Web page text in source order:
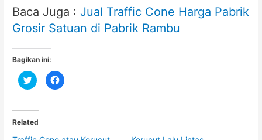
Baca Juga : Jual Traffic Cone Harga Pabrik
Grosir Satuan di Pabrik Rambu
Bagikan ini:
C
l
t
o
s
C
l
Related